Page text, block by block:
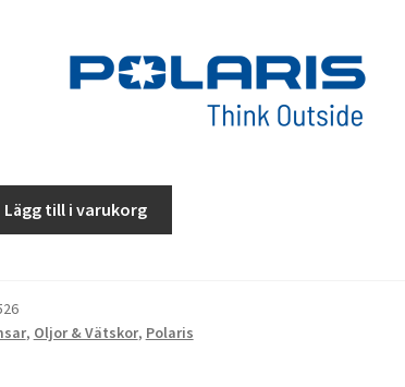
Lägg till i varukorg
, Oljor & Vätskor, Polaris